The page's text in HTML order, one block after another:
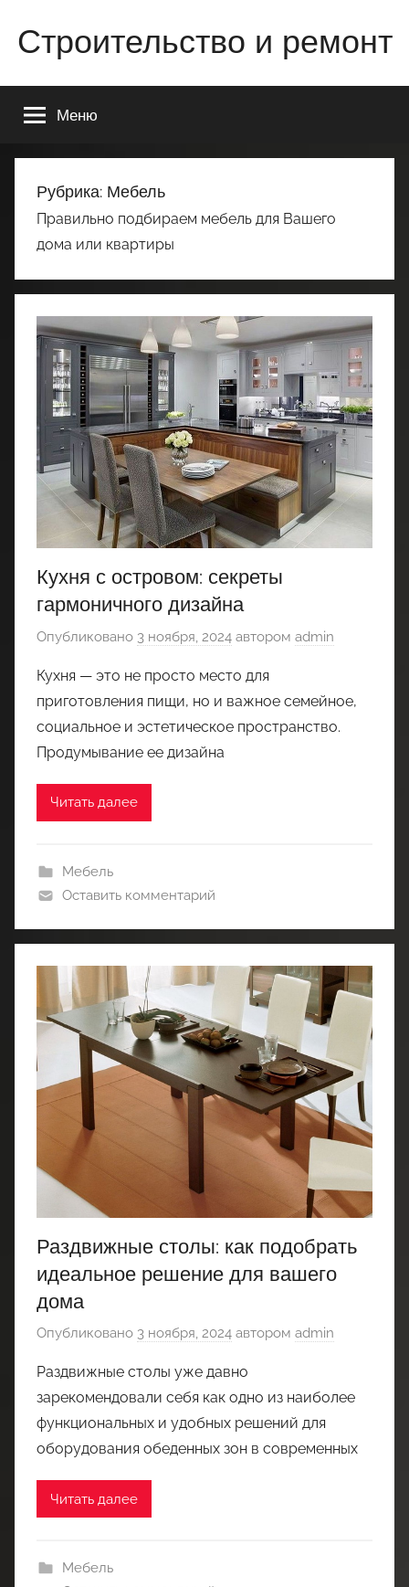
содержимому
Строительство и ремонт
строительстве
ремонте
Вашего
квартиры
Меню
Рубрика: Мебель
Правильно подбираем мебель для Вашего
дома или квартиры
Кухня с островом: секреты
гармоничного дизайна
Опубликовано 3 ноября, 2024 автором admin
Кухня — это не просто место для
приготовления пищи, но и важное семейное,
социальное и эстетическое пространство.
Продумывание ее дизайна
Читать далее
Мебель
Оставить комментарий
Раздвижные столы: как подобрать
идеальное решение для вашего
дома
Опубликовано 3 ноября, 2024 автором admin
Раздвижные столы уже давно
зарекомендовали себя как одно из наиболее
функциональных и удобных решений для
оборудования обеденных зон в современных
Читать далее
Мебель